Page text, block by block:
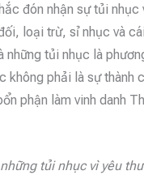
đón nhận sự tủi
loại trừ, sỉ nhục và
tủi nhục là
không phải là sự thành
phận làm vinh danh
tủi nhục vì yêu